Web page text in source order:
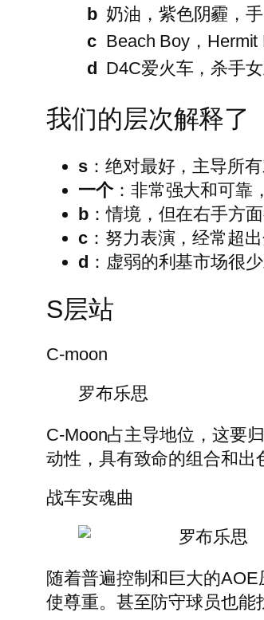
b 奶油，紫色阴霾，
c Beach Boy，
d
D4C爱火车，杀手
我们的层次解释了
s：绝对最好，主导所有
一个：非常强大和可靠
b：情境，但在右手方面
c：努力表演，经常超出
d ：虚弱的利基市场很少
S层站
C-moon
罗布乐思
C-Moon占主导地位，这要
动性，具有致命的组合和出
战车安魂曲
罗布乐思
随着普遍控制和巨大的
使尊重。甚至防守球员也能